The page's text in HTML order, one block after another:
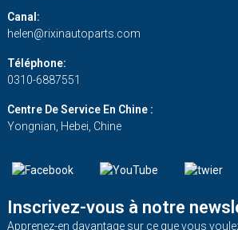
Canal:
helen@rixinautoparts.com
Téléphone:
0310-6887551
Centre De Service En Chine :
Yongnian, Hebei, Chine
Inscrivez-vous à notre
Apprenez-en davantage sur ce que vous